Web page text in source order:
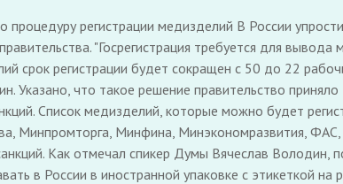
процедуру регистрации медизделий В России
"Госрегистрация требуется для
срок регистрации будет сокращен с 50 до 22
Указано, что такое решение правительство
Список медизделий, которые можно будет
Минпромторга, Минфина, Минэкономразвития,
Как отмечал спикер Думы Вячеслав
в России в иностранной упаковке с этикеткой